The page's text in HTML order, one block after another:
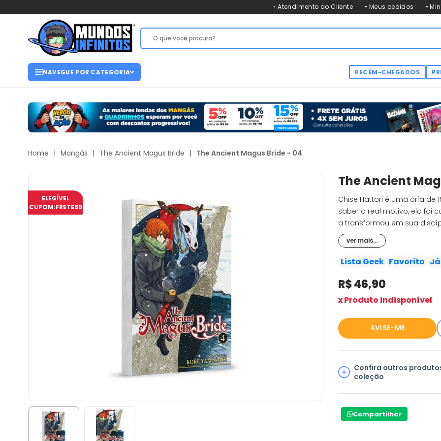
• Atendimento ao Cliente • Meus pedidos •
NAVEGUE POR CATEGORIA RECÉM-CHEGADOS
Home | Mangás | The Ancient Magus Bride | The Ancient Magus Bride - 04
ELEGÍVEL
CUPOM:FRETE89
The Ancient
Chise Hattori é uma órfã de
saber o real motivo, ela foi
a transformou em sua
Convocada por Lindel,
Enquanto nossa heroína
Ninho revela o passado de
The Ancient Magus Bride já
Japão. O anime estreou
24 episódios está disponível
ver mais...
Lista Geek Favorito
R$ 46,90
x Produto indisponível
AVISE-ME
Confira outros
coleção
Compartilhar